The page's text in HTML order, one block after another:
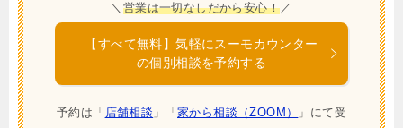
＼ 営業は一切なしだから安心！／
【すべて無料】気軽にスーモカウンター
の個別相談を予約する
予約は「 店舗相談 」「 家から相談（ZOOM） 」にて受